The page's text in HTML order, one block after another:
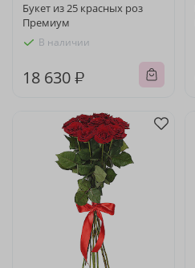
Букет из 25 красных роз
Премиум
В наличии
18 630 ₽